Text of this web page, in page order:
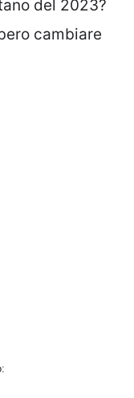
del 2023?
cambiare